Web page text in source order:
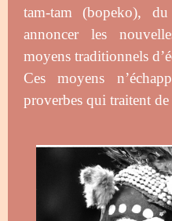
tam-tam (bopeko),
annoncer les
moyens traditionnels
Ces moyens
proverbes qui traitent de